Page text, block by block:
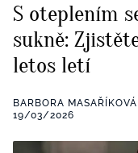
Všechny kategorie
Rozhovory
RETROHUBKY
Všechny kategorie
Seberozvoj
S oteplením
sukně:
letos letí
BARBORA MASAŘÍKOVÁ
19/03/2026